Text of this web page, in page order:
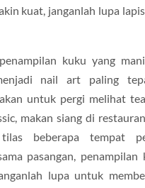
kuat, janganlah lupa
kuku yang
nail art paling
untuk pergi melihat
makan siang di
tilas beberapa tempat
pasangan, penampilan
lupa untuk